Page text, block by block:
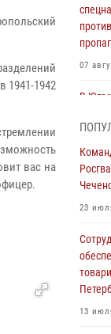
1941-1942
вас на
07
В
07
Юные
07
23
13